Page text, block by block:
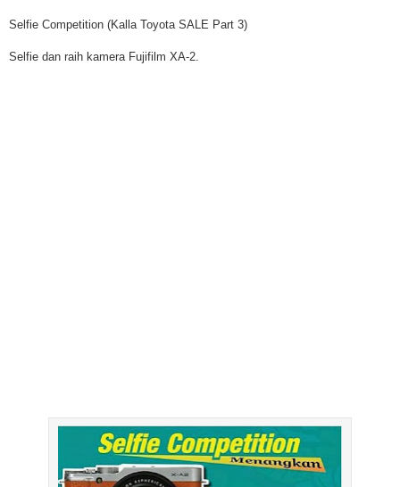
Selfie Competition (Kalla Toyota SALE Part 3)
Selfie dan raih kamera Fujifilm XA-2.